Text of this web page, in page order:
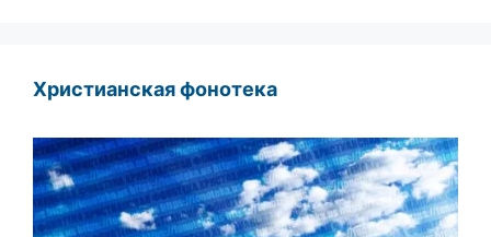
Христианская фонотека